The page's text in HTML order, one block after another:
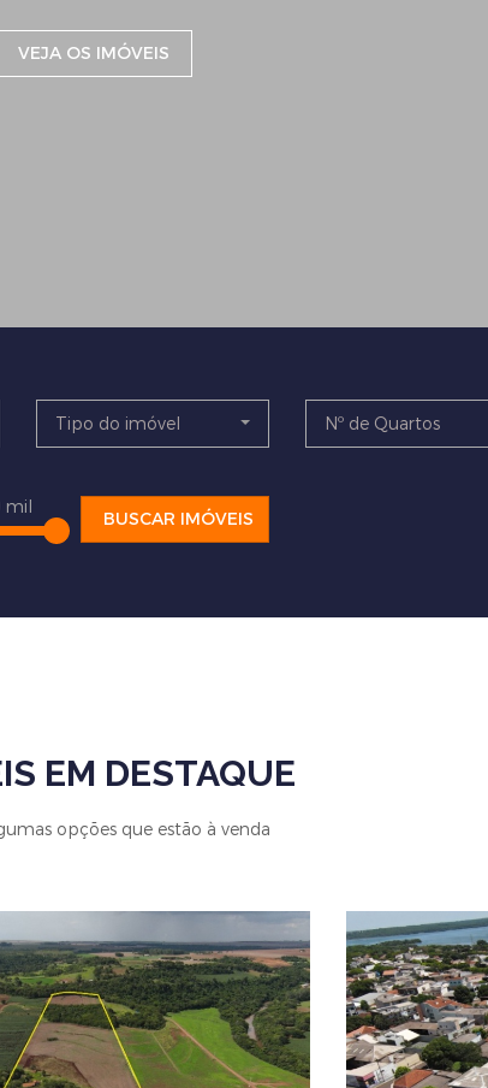
VEJA OS IMÓVEIS
Tipo do imóvel Nº de Quartos
EM DESTAQUE
opções que estão à venda